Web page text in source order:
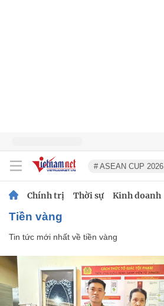
# ASEAN CUP 2026
Chính trị Thời sự Kinh doanh
tiền vàng
Tin tức mới nhất về tiền vàng